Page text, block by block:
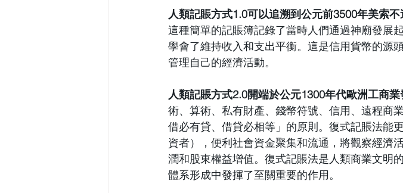
人類記賬方式1.0可以追溯到公元前3500年美索
這種簡單的記賬簿記錄了當時人們通過神廟發展
學會了維持收入和支出平衡。這是信用貨幣的源
管理自己的經濟活動。
人類記賬方式2.0開端於公元1300年代歐洲工商業
術、算術、私有財產、錢幣符號、信用、遠程商
借必有貸、借貸必相等 」 的原則。復式記賬法能
資者），便利社會資金聚集和流通，將觀察經濟
潤和股東權益增值。復式記賬法是人類商業文明
體系形成中發揮了至關重要的作用。